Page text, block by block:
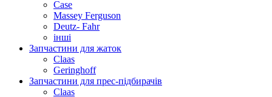
Case
Massey Ferguson
Deutz- Fahr
інші
Запчастини для жаток
Claas
Geringhoff
Запчастини для прес-підбирачів
Claas